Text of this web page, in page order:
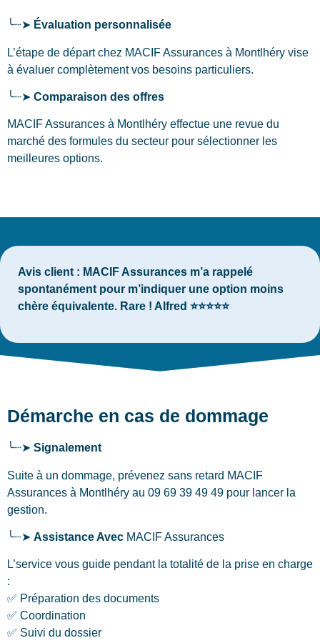
╰┈➤ Évaluation personnalisée
L’étape de départ chez MACIF Assurances à Montlhéry vise
à évaluer complètement vos besoins particuliers.
╰┈➤ Comparaison des offres
MACIF Assurances à Montlhéry effectue une revue du
marché des formules du secteur pour sélectionner les
meilleures options.
Avis client : MACIF Assurances m’a rappelé
spontanément pour m’indiquer une option moins
chère équivalente. Rare ! Alfred ⭐⭐⭐⭐⭐
Démarche en cas de dommage
╰┈➤ Signalement
Suite à un dommage, prévenez sans retard MACIF
Assurances à Montlhéry au 09 69 39 49 49 pour lancer la
gestion.
╰┈➤ Assistance Avec MACIF Assurances
L’service vous guide pendant la totalité de la prise en charge
:
✅ Préparation des documents
✅ Coordination
✅ Suivi du dossier